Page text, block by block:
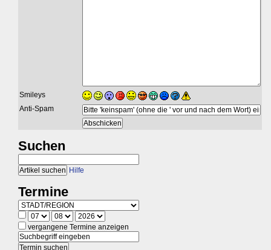
Smileys
Anti-Spam
Suchen
Hilfe
Termine
vergangene Termine anzeigen